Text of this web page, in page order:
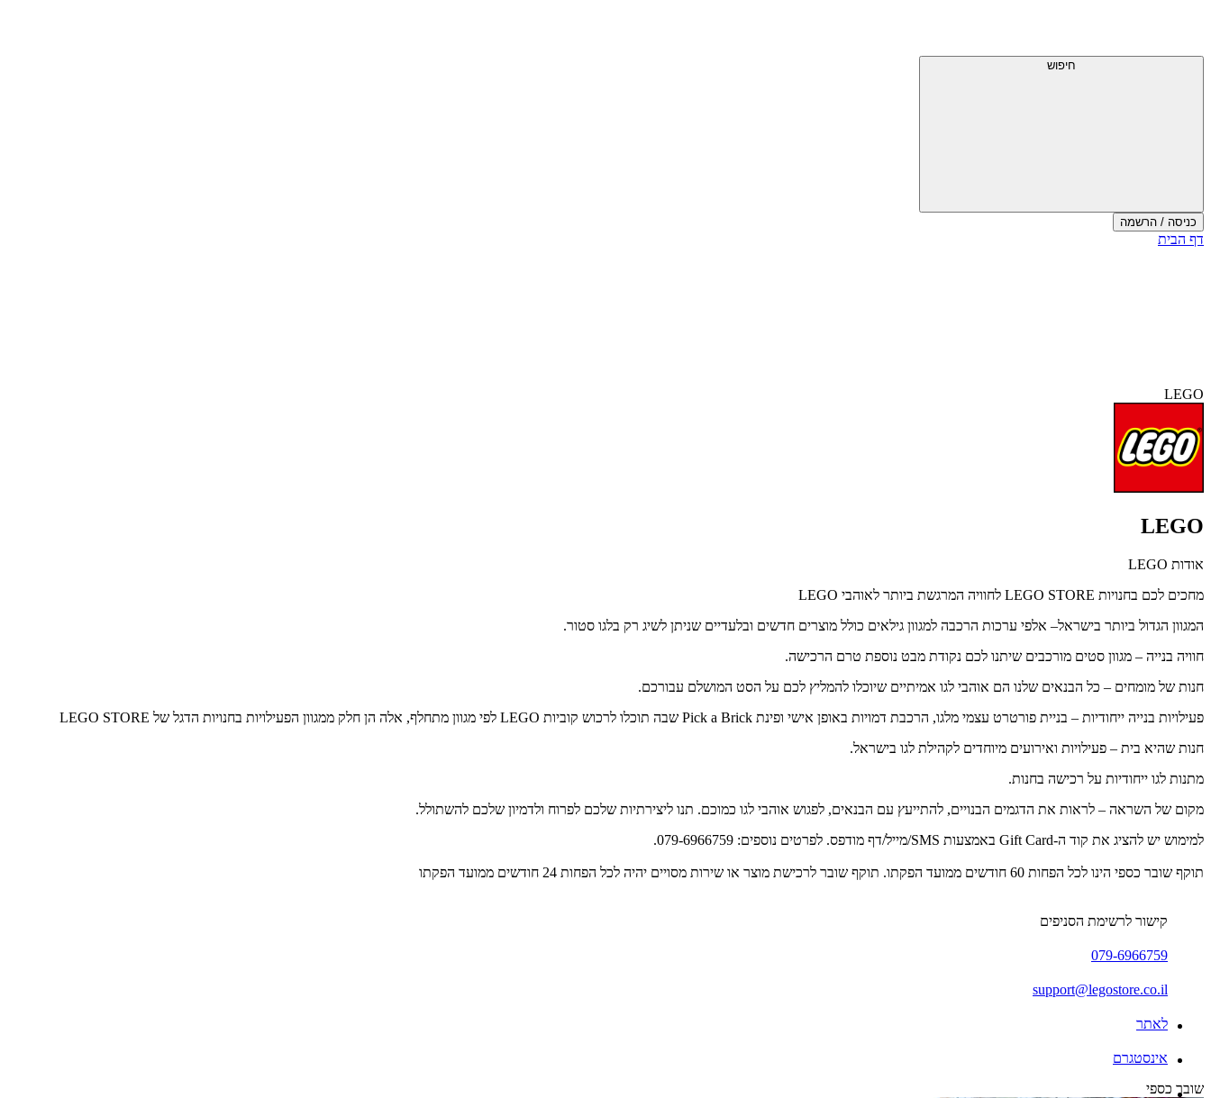
עליון
חיפוש
כניסה / הרשמה
סוף
דף הבית
LEGO
LEGO
אודות LEGO
מחכים לכם בחנויות LEGO STORE לחוויה המרגשת ביותר לאוהבי LEGO
המגוון הגדול ביותר בישראל– אלפי ערכות הרכבה למגוון גילאים כולל מוצרים חדשים ובלעדיים שניתן לשיג רק בלגו סטור.
חוויה בנייה – מגוון סטים מורכבים שיתנו לכם נקודת מבט נוספת טרם הרכישה.
חנות של מומחים – כל הבנאים שלנו הם אוהבי לגו אמיתיים שיוכלו להמליץ לכם על הסט המושלם עבורכם.
פעילויות בנייה ייחודיות – בניית פורטרט עצמי מלגו, הרכבת דמויות באופן אישי ופינת Pick a Brick שבה תוכלו לרכוש קוביות LEGO לפי מגוון מתחלף, אלה הן חלק ממגוון הפעילויות בחנויות הדגל של LEGO STORE
חנות שהיא בית – פעילויות ואירועים מיוחדים לקהילת לגו בישראל.
מתנות לגו ייחודיות על רכישה בחנות.
מקום של השראה – לראות את הדגמים הבנויים, להתייעץ עם הבנאים, לפגוש אוהבי לגו כמוכם. תנו ליצירתיות שלכם לפרוח ולדמיון שלכם להשתולל.
למימוש יש להציג את קוד ה-Gift Card באמצעות SMS/מייל/דף מודפס. לפרטים נוספים: 079-6966759.
תוקף שובר כספי הינו לכל הפחות 60 חודשים ממועד הפקתו. תוקף שובר לרכישת מוצר או שירות מסויים יהיה לכל הפחות 24 חודשים ממועד הפקתו
קישור לרשימת הסניפים
079-6966759
support@legostore.co.il
לאתר
אינסטגרם
שובר כספי